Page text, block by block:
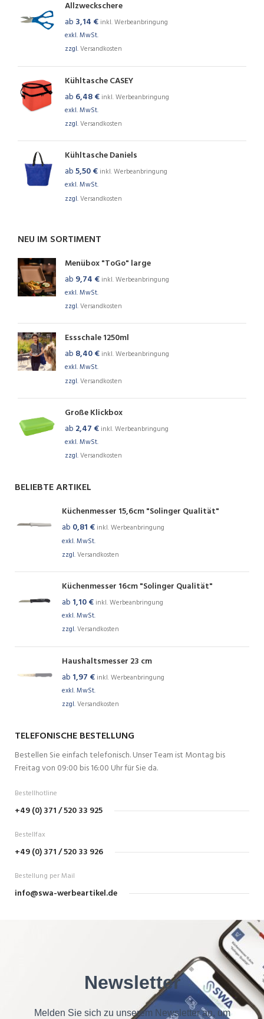
Allzweckschere
ab 3,14 € inkl. Werbeanbringung
exkl. MwSt.
zzgl.Versandkosten
Kühltasche CASEY
ab 6,48€ inkl. Werbeanbringung
exkl. MwSt.
zzgl.Versandkosten
Kühltasche Daniels
ab5,50€ inkl. Werbeanbringung
exkl. MwSt.
zzgl.Versandkosten
NEU IM SORTIMENT
Menübox "ToGo" large
ab 9,74 € inkl. Werbeanbringung
exkl. MwSt.
zzgl.Versandkosten
Essschale 1250ml
ab 8,40€ inkl. Werbeanbringung
exkl. MwSt.
zzgl.Versandkosten
Große Klickbox
ab 2,47 € inkl. Werbeanbringung
exkl. MwSt.
zzgl.Versandkosten
BELIEBTE ARTIKEL
Küchenmesser 15,6cm "Solinger Qualität"
ab 0,81 € inkl. Werbeanbringung
exkl. MwSt.
zzgl.Versandkosten
Küchenmesser 16cm "Solinger Qualität"
ab 1,10€ inkl. Werbeanbringung
exkl. MwSt.
zzgl.Versandkosten
Haushaltsmesser 23 cm
ab 1,97 € inkl. Werbeanbringung
exkl. MwSt.
zzgl.Versandkosten
TELEFONISCHE BESTELLUNG
Bestellen Sie einfach telefonisch. Unser Team ist Montag bis
Freitag von 09:00 bis 16:00 Uhr für Sie da.
Bestellhotline
+49 (0) 371 / 520 33 925
Bestellfax
+49 (0) 371 / 520 33 926
Bestellung per Mail
info@swa-werbeartikel.de
Newsletter
Melden Sie sich zu unserem Newsletter an, um